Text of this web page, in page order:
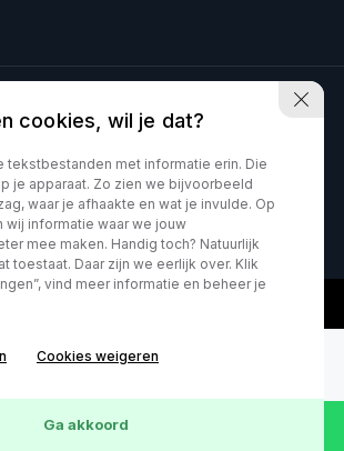
onderdeel van Kia VDNS
is onderdeel van Kia VDNS
cookies, wil je dat?
tekstbestanden met informatie erin. Die
je apparaat. Zo zien we bijvoorbeeld
waar je afhaakte en wat je invulde. Op
wij informatie waar we jouw
mee maken. Handig toch? Natuurlijk
toestaat. Daar zijn we eerlijk over. Klik
vind meer informatie en beheer je
Cookies weigeren
Ga akkoord